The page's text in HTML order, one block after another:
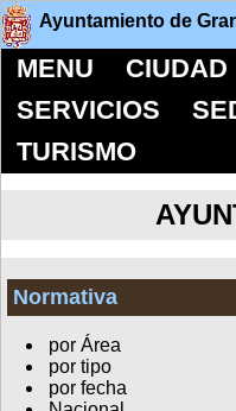
Ayuntamiento de
MENU CIUDAD
SERVICIOS
TURISMO
Normativa
por Área
por tipo
por fecha